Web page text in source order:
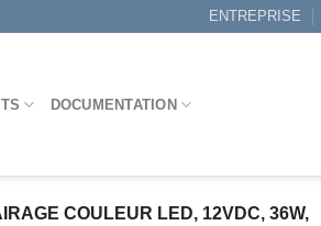
ENTREPRISE
DOCUMENTATION
COULEUR LED, 12VDC, 36W,